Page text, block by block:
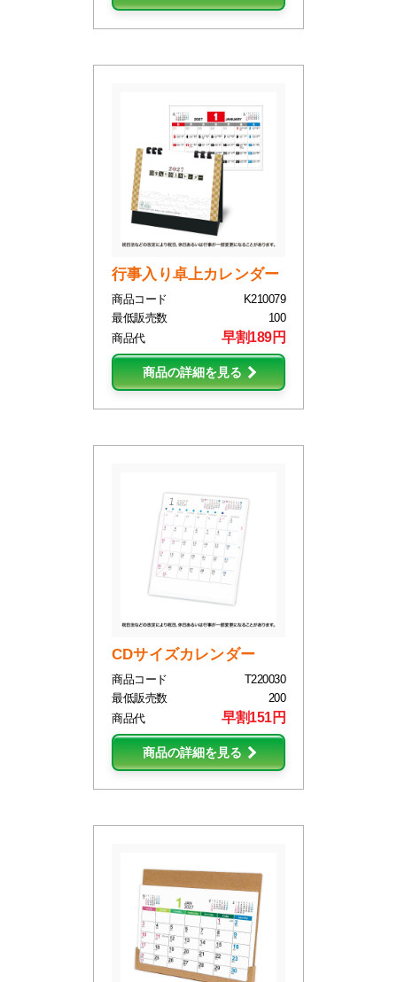
行事入り卓上カレンダー
商品コード
K210079
最低販売数
100
商品代
早割189円
商品の詳細を見る
CDサイズカレンダー
商品コード
T220030
最低販売数
200
商品代
早割151円
商品の詳細を見る